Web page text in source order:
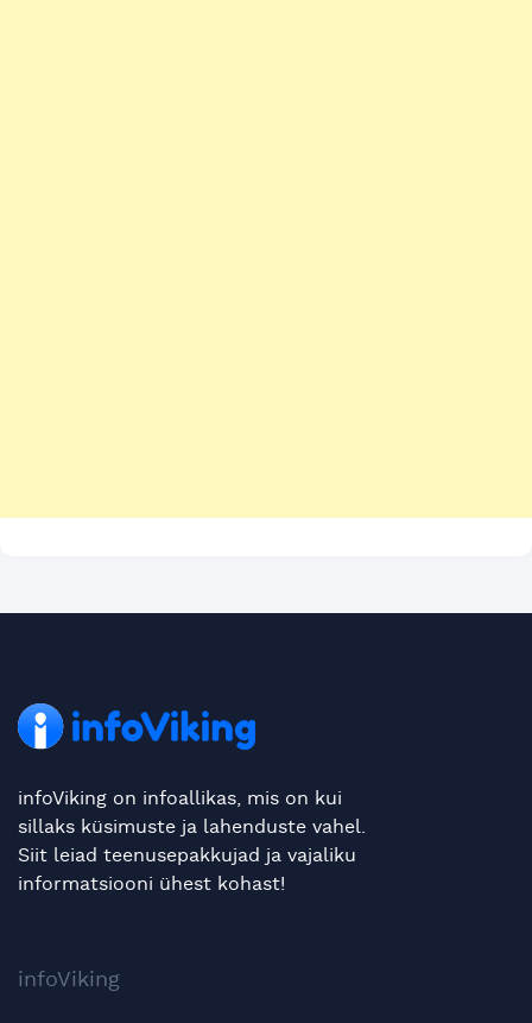
infoViking on infoallikas, mis on kui
sillaks küsimuste ja lahenduste vahel.
Siit leiad teenusepakkujad ja vajaliku
informatsiooni ühest kohast!
infoViking